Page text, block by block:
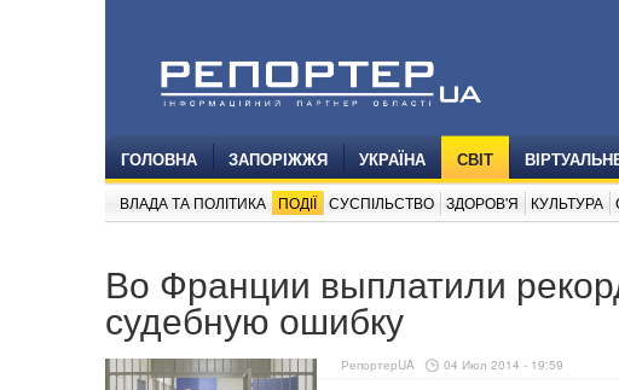
ГОЛОВНА ЗАПОРІЖЖЯ УКРАЇНА СВІТ
ВЛАДА ТА ПОЛІТИКА ПОДІЇ СУСПІЛЬСТВО ЗДОРОВ'Я КУЛЬТУРА
Во Франции выплатили
судебную ошибку
РепортерUA 04 Июл 2014 - 19:59